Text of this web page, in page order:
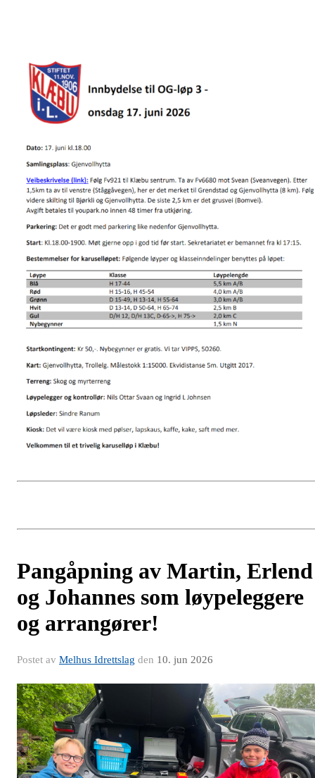
Pangåpning av Martin, Erlend
og Johannes som løypeleggere
og arrangører!
Postet av Melhus Idrettslag den 10. jun 2026